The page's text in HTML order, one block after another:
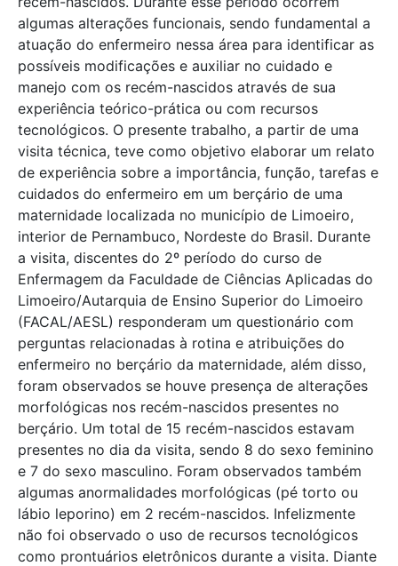
algumas alterações funcionais, sendo fundamental a
atuação do enfermeiro nessa área para identificar as
possíveis modificações e auxiliar no cuidado e
manejo com os recém-nascidos através de sua
experiência teórico-prática ou com recursos
tecnológicos. O presente trabalho, a partir de uma
visita técnica, teve como objetivo elaborar um relato
de experiência sobre a importância, função, tarefas e
cuidados do enfermeiro em um berçário de uma
maternidade localizada no município de Limoeiro,
interior de Pernambuco, Nordeste do Brasil. Durante
a visita, discentes do 2º período do curso de
Enfermagem da Faculdade de Ciências Aplicadas do
Limoeiro/Autarquia de Ensino Superior do Limoeiro
(FACAL/AESL) responderam um questionário com
perguntas relacionadas à rotina e atribuições do
enfermeiro no berçário da maternidade, além disso,
foram observados se houve presença de alterações
morfológicas nos recém-nascidos presentes no
berçário. Um total de 15 recém-nascidos estavam
presentes no dia da visita, sendo 8 do sexo feminino
e 7 do sexo masculino. Foram observados também
algumas anormalidades morfológicas (pé torto ou
lábio leporino) em 2 recém-nascidos. Infelizmente
não foi observado o uso de recursos tecnológicos
como prontuários eletrônicos durante a visita. Diante